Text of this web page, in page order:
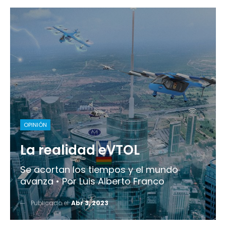
OPINIÓN
La realidad eVTOL
Se acortan los tiempos y el mundo
avanza • Por Luis Alberto Franco
Publicado elAbr 3, 2023